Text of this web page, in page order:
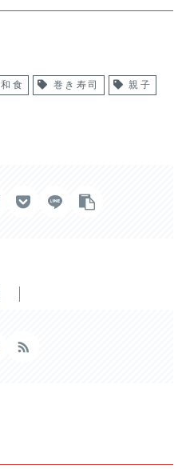
和食 巻き寿司 親子